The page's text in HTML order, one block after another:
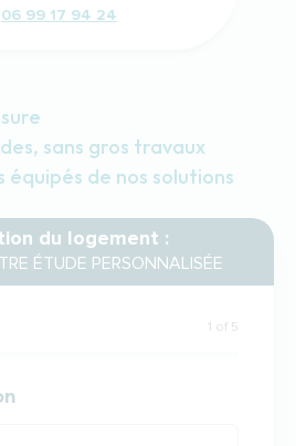
06 99 17 94 24
sans gros travaux
équipés de nos solutions
du logement :
ÉTUDE PERSONNALISÉE
1 of 5